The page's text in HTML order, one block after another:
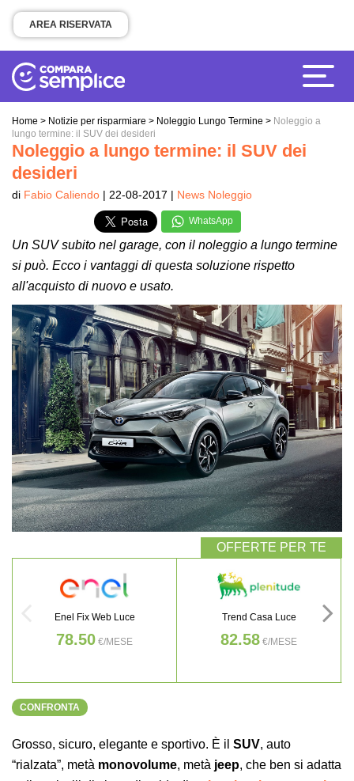
AREA RISERVATA
Home > Notizie per risparmiare > Noleggio Lungo Termine > Noleggio a
lungo termine: il SUV dei desideri
Noleggio a lungo termine: il SUV dei
desideri
di Fabio Caliendo | 22-08-2017 | News Noleggio
WhatsApp
Un SUV subito nel garage, con il noleggio a lungo termine
si può. Ecco i vantaggi di questa soluzione rispetto
all'acquisto di nuovo e usato.
Enel Fix Web Luce
78.50 €/MESE
Trend Casa Luce
82.58 €/MESE
CONFRONTA
Grosso, sicuro, elegante e sportivo. È il SUV, auto
“rialzata”, metà monovolume, metà jeep, che ben si adatta